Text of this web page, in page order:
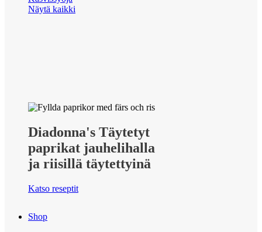
Näytä kaikki
Diadonna's Täytetyt
paprikat jauhelihalla
ja riisillä täytettyinä
Katso reseptit
Shop